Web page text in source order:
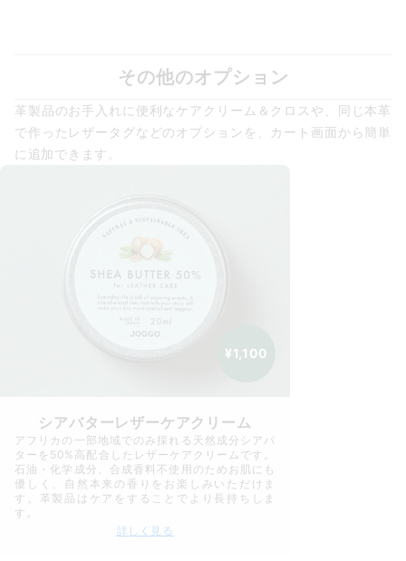
その他のオプション
革製品のお手入れに便利なケアクリーム＆クロスや、同じ本革
で作ったレザータグなどのオプションを、カート画面から簡単
に追加できます。
¥1,100
シアバターレザーケアクリーム
アフリカの一部地域でのみ採れる天然成分シアバ
ターを50%高配合したレザーケアクリームです。
石油・化学成分、合成香料不使用のためお肌にも
優しく、自然本来の香りをお楽しみいただけま
す。革製品はケアをすることでより長持ちしま
す。
詳しく見る